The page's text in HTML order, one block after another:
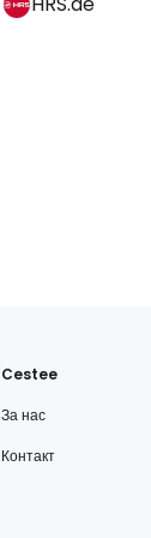
Cestee
За нас
Контакт